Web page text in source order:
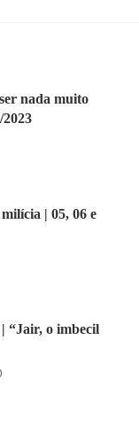
nada muito
| 05, 06 e
“Jair, o imbecil